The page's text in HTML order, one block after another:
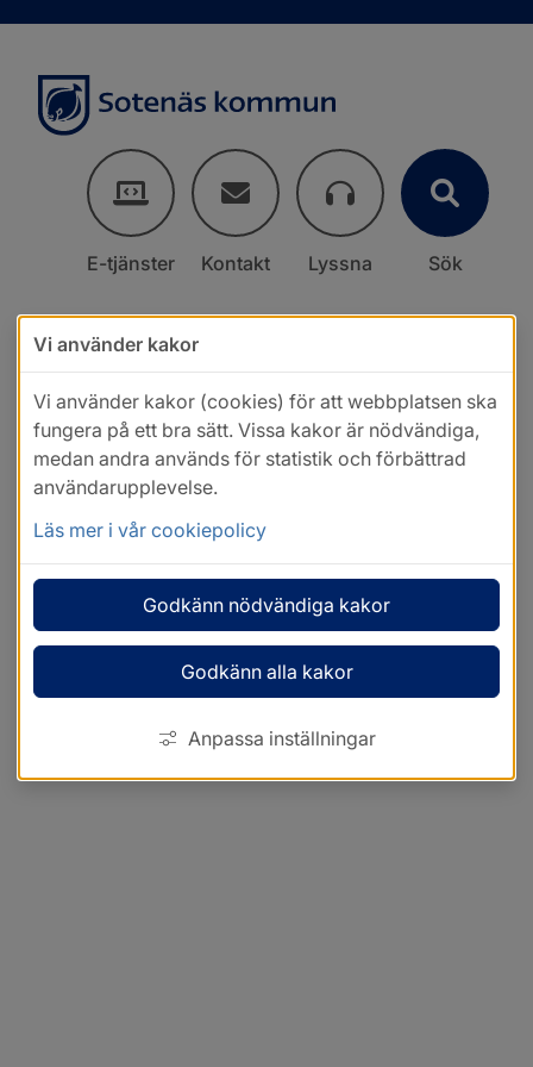
E-tjänster Kontakt Lyssna Sök
Vi använder kakor
Vi använder kakor (cookies) för att webbplatsen ska
fungera på ett bra sätt. Vissa kakor är nödvändiga,
medan andra används för statistik och förbättrad
användarupplevelse.
Läs mer i vår cookiepolicy
Godkänn nödvändiga kakor
Godkänn alla kakor
Anpassa inställningar